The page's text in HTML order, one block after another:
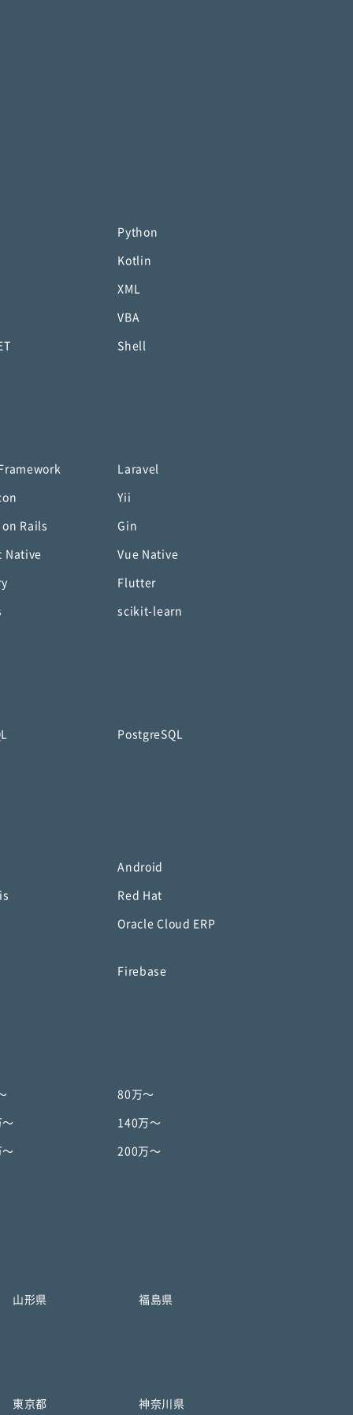
Python
Kotlin
XML
VBA
Shell
Laravel
Yii
on Rails Gin
Native Vue Native
Flutter
scikit-learn
PostgreSQL
Android
Red Hat
Oracle Cloud ERP
Firebase
80万〜
〜 140万〜
〜 200万〜
山形県 福島県
東京都 神奈川県